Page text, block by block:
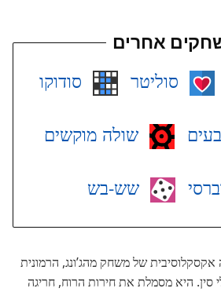
אחרים
סוליטר סודוקו
שולה מוקשים
שש-בש
של משחק מהג’ונג, הרמונית
היא מסמלת את חירות הרוח, חריגה